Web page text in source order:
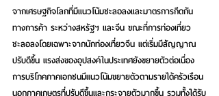
จากเศรษฐกิจโลกที่มีแนวโน้มชะลอลงและมาตรการกีดกัน
ทางการค้า ระหว่างสหรัฐฯ และจีน ขณะที่การท่องเที่ยว
ชะลอลงโดยเฉพาะจากนักท่องเที่ยวจีน แต่เริ่มมีสัญญาณ
ปรับดีขึ้น แรงส่งของอุปสงค์ในประเทศยังขยายตัวต่อเนื่อง
การบริโภคภาคเอกชนมีแนวโน้มขยายตัวตามรายได้ครัวเรือน
นอกภาคเกษตรที่ปรับดีขึ้นและกระจายตัวมากขึ้น รวมทั้งได้รับ